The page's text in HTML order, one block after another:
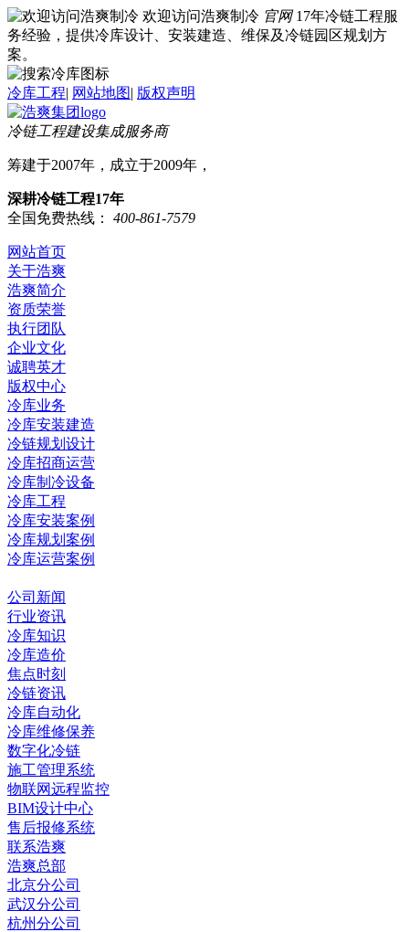
欢迎访问浩爽制冷 官网 17年冷链工程服
务经验，提供冷库设计、安装建造、维保及冷链园区规划方
案。
冷库工程| 网站地图| 版权声明
冷链工程建设集成服务商
筹建于2007年，成立于2009年，
深耕冷链工程17年
全国免费热线：
400-861-7579
网站首页
关于浩爽
浩爽简介
资质荣誉
执行团队
企业文化
诚聘英才
版权中心
冷库业务
冷库安装建造
冷链规划设计
冷库招商运营
冷库制冷设备
冷库工程
冷库安装案例
冷库规划案例
冷库运营案例
公司新闻
行业资讯
冷库知识
冷库造价
焦点时刻
冷链资讯
冷库自动化
冷库维修保养
数字化冷链
施工管理系统
物联网远程监控
BIM设计中心
售后报修系统
联系浩爽
浩爽总部
北京分公司
武汉分公司
杭州分公司